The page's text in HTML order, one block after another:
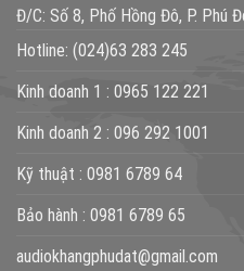
Đ/C: Số 8, Phố Hồng Đô, P. Phú
Hotline: (024)63 283 245
Kinh doanh 1 : 0965 122 221
Kinh doanh 2 : 096 292 1001
Kỹ thuật : 0981 6789 64
Bảo hành : 0981 6789 65
audiokhangphudat@gmail.com